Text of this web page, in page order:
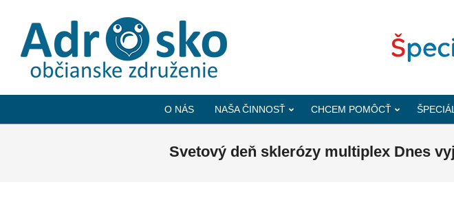
OBČIANSKE
O NÁS NAŠA ČINNOSŤ CHCEM POMÔCŤ
Svetový deň sklerózy multiplex Dnes